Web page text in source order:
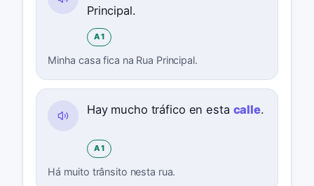
Principal.
A1
Minha casa fica na Rua Principal.
Hay mucho tráfico en esta calle.
A1
Há muito trânsito nesta rua.